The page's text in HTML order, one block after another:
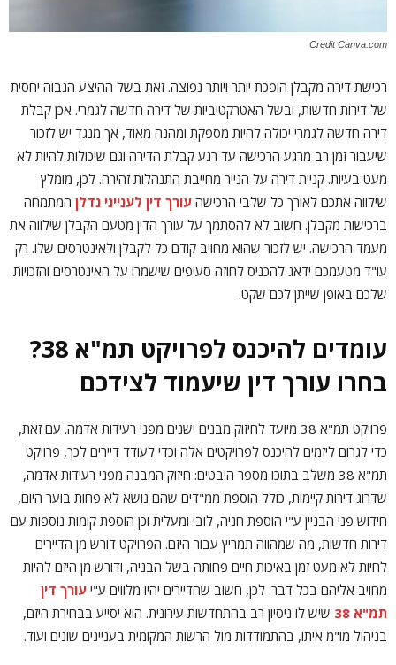
Credit Canva.com
רכישת דירה מקבלן הופכת יותר ויותר נפוצה. זאת בשל ההיצע הגבוה יחסית
של דירות חדשות, ובשל האטרקטיביות של דירה חדשה לגמרי. אכן קבלת
דירה חדשה לגמרי יכולה להיות מספקת ומהנה מאוד, אך מנגד יש לזכור
שיעבור זמן רב מרגע הרכישה עד רגע קבלת הדירה וגם שיכולות להיות לא
מעט בעיות. קניית דירה על הנייר מחייבת התנהלות זהירה. לכן, מומלץ
שילווה אתכם לאורך כל שלבי הרכישה עורך דין לענייני נדלן המתמחה
ברכישות מקבלן. חשוב לא להסתמך על עורך הדין מטעם הקבלן שילווה את
מעמד הרכישה. יש לזכור שהוא מחויב קודם כל לקבלן ולאינטרסים שלו. רק
עו"ד מטעמכם ידאג להכניס לחוזה סעיפים שישמרו על האינטרסים והזכויות
שלכם באופן שייתן לכם שקט.
עומדים להיכנס לפרויקט תמ"א 38?
בחרו עורך דין שיעמוד לצידכם
פרויקט תמ"א 38 מיועד לחיזוק מבנים ישנים מפני רעידות אדמה. עם זאת,
כדי לגרום ליזמים להיכנס לפרויקטים אלה וכדי לעודד דיירים לכך, פרויקט
תמ"א 38 משלב בתוכו מספר היבטים: חיזוק המבנה מפני רעידות אדמה,
שדרוג דירות קיימות, כולל הוספת ממ"דים שהם נושא לא פחות בוער היום,
חידוש פני הבניין ע"י הוספת חניה, לובי ומעלית וכן הוספת קומות נוספות עם
דירות חדשות, מה שמהווה תמריץ עבור היזם. הפרויקט דורש מן הדיירים
לחיות לא מעט זמן באיכות חיים פחותה בשל הבניה, ודורש מן היזם להיות
מחויב אליהם בכל דבר. לכן, חשוב שהדיירים יהיו מלווים ע"י עורך דין
תמ"א 38
שיש לו ניסיון רב בהתחדשות עירונית. הוא יסייע בבחירת היזם,
בניהול מו"מ איתו, בהתמודדות מול הרשות המקומית בעניינים שונים ועוד.